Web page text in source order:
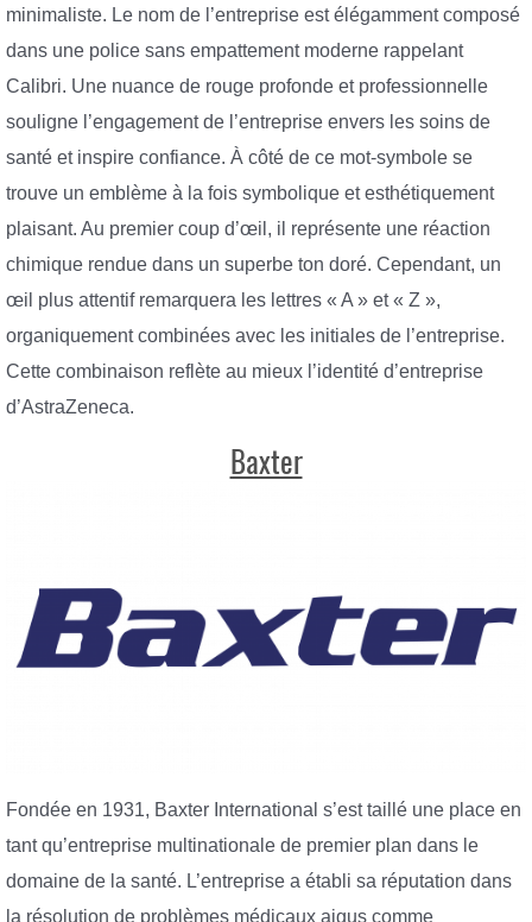
minimaliste. Le nom de l’entreprise est élégamment composé
dans une police sans empattement moderne rappelant
Calibri. Une nuance de rouge profonde et professionnelle
souligne l’engagement de l’entreprise envers les soins de
santé et inspire confiance. À côté de ce mot-symbole se
trouve un emblème à la fois symbolique et esthétiquement
plaisant. Au premier coup d’œil, il représente une réaction
chimique rendue dans un superbe ton doré. Cependant, un
œil plus attentif remarquera les lettres « A » et « Z »,
organiquement combinées avec les initiales de l’entreprise.
Cette combinaison reflète au mieux l’identité d’entreprise
d’AstraZeneca.
Baxter
Fondée en 1931, Baxter International s’est taillé une place en
tant qu’entreprise multinationale de premier plan dans le
domaine de la santé. L’entreprise a établi sa réputation dans
la résolution de problèmes médicaux aigus comme